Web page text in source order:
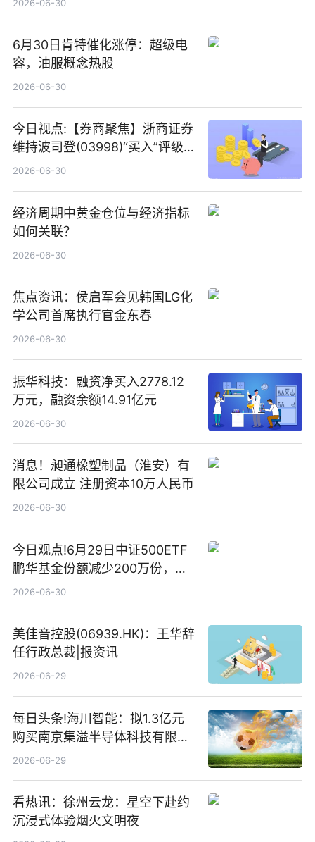
2026-06-30
6月30日肯特催化涨停：超级电
容，油服概念热股
2026-06-30
今日视点:【券商聚焦】浙商证券
维持波司登(03998)“买入”评级
指其业绩高质量稳增长
2026-06-30
经济周期中黄金仓位与经济指标
如何关联？
2026-06-30
焦点资讯：侯启军会见韩国LG化
学公司首席执行官金东春
2026-06-30
振华科技：融资净买入2778.12
万元，融资余额14.91亿元
2026-06-30
消息！昶通橡塑制品（淮安）有
限公司成立 注册资本10万人民币
2026-06-30
今日观点!6月29日中证500ETF
鹏华基金份额减少200万份，重
仓股亨通光电、赤峰黄金、佰维
2026-06-30
美佳音控股(06939.HK)：王华辞
任行政总裁|报资讯
2026-06-29
每日头条!海川智能：拟1.3亿元
购买南京集溢半导体科技有限公
司15.3%股权
2026-06-29
看热讯：徐州云龙：星空下赴约
沉浸式体验烟火文明夜